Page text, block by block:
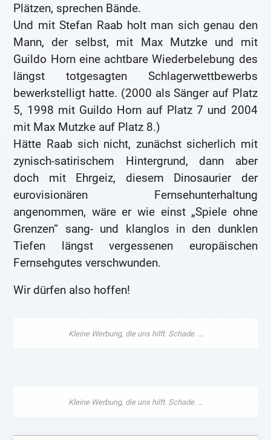
Plätzen, sprechen Bände.
Und mit Stefan Raab holt man sich genau den
Mann, der selbst, mit Max Mutzke und mit
Guildo Horn eine achtbare Wiederbelebung des
längst totgesagten Schlagerwettbewerbs
bewerkstelligt hatte. (2000 als Sänger auf Platz
5, 1998 mit Guildo Horn auf Platz 7 und 2004
mit Max Mutzke auf Platz 8.)
Hätte Raab sich nicht, zunächst sicherlich mit
zynisch-satirischem Hintergrund, dann aber
doch mit Ehrgeiz, diesem Dinosaurier der
eurovisionären Fernsehunterhaltung
angenommen, wäre er wie einst „Spiele ohne
Grenzen“ sang- und klanglos in den dunklen
Tiefen längst vergessenen europäischen
Fernsehgutes verschwunden.
Wir dürfen also hoffen!